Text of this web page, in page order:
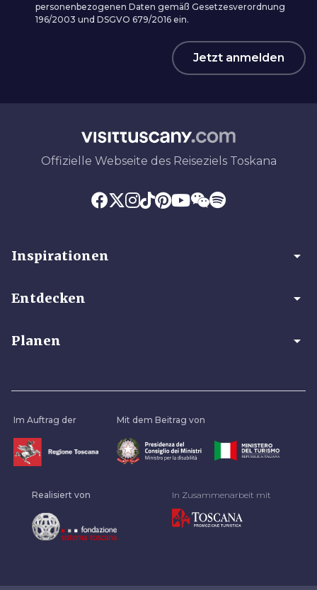
personenbezogenen Daten gemäß Gesetzesverordnung
196/2003 und DSGVO 679/2016 ein.
Jetzt anmelden
Offizielle Webseite des Reiseziels Toskana
Inspirationen arrow_drop_down
Entdecken arrow_drop_down
Planen arrow_drop_down
Im Auftrag der Mit dem Beitrag von
Realisiert von In Zusammenarbeit mit